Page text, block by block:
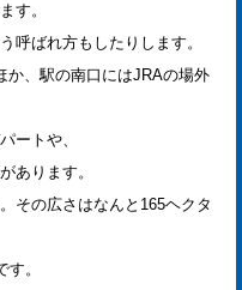
す。
呼ばれ方もしたりします。
か、駅の南口にはJRAの場外
ートや、
あります。
その広さはなんと165ヘクタ
。